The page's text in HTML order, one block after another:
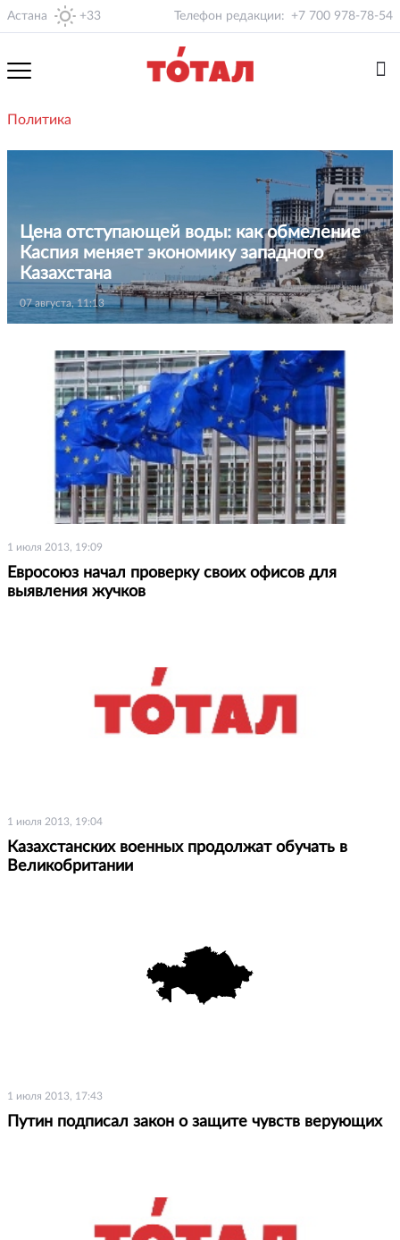
Астана +33 Телефон редакции: +7 700 978-78-54
Политика
Цена отступающей воды: как обмеление
Каспия меняет экономику западного
Казахстана
07 августа, 11:13
1 июля 2013, 19:09
Евросоюз начал проверку своих офисов для
выявления жучков
1 июля 2013, 19:04
Казахстанских военных продолжат обучать в
Великобритании
1 июля 2013, 17:43
Путин подписал закон о защите чувств верующих